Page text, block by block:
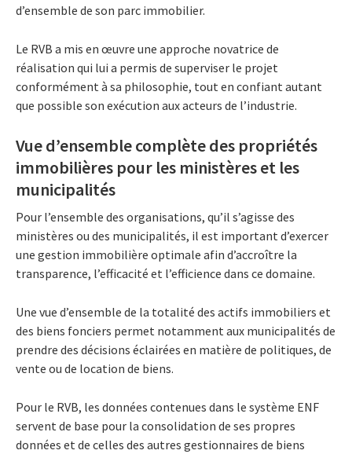
d’ensemble de son parc immobilier.
Le RVB a mis en œuvre une approche novatrice de
réalisation qui lui a permis de superviser le projet
conformément à sa philosophie, tout en confiant autant
que possible son exécution aux acteurs de l’industrie.
Vue d’ensemble complète des propriétés
immobilières pour les ministères et les
municipalités
Pour l’ensemble des organisations, qu’il s’agisse des
ministères ou des municipalités, il est important d’exercer
une gestion immobilière optimale afin d’accroître la
transparence, l’efficacité et l’efficience dans ce domaine.
Une vue d’ensemble de la totalité des actifs immobiliers et
des biens fonciers permet notamment aux municipalités de
prendre des décisions éclairées en matière de politiques, de
vente ou de location de biens.
Pour le RVB, les données contenues dans le système ENF
servent de base pour la consolidation de ses propres
données et de celles des autres gestionnaires de biens